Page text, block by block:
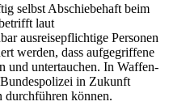
selbst Abschiebehaft beim
laut
ausreisepflichtige Personen
werden, dass aufgegriffene
und untertauchen. In Waffen-
in Zukunft
durchführen können.